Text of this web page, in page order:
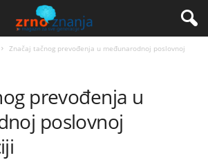
Značaj tačnog prevođenja u međunarodnoj poslovnoj
prevođenja u
poslovnoj